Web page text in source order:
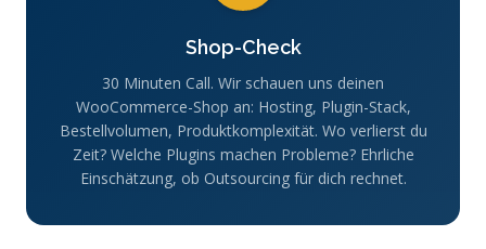
Shop-Check
30 Minuten Call. Wir schauen uns deinen
WooCommerce-Shop an: Hosting, Plugin-Stack,
Bestellvolumen, Produktkomplexität. Wo verlierst du
Zeit? Welche Plugins machen Probleme? Ehrliche
Einschätzung, ob Outsourcing für dich rechnet.